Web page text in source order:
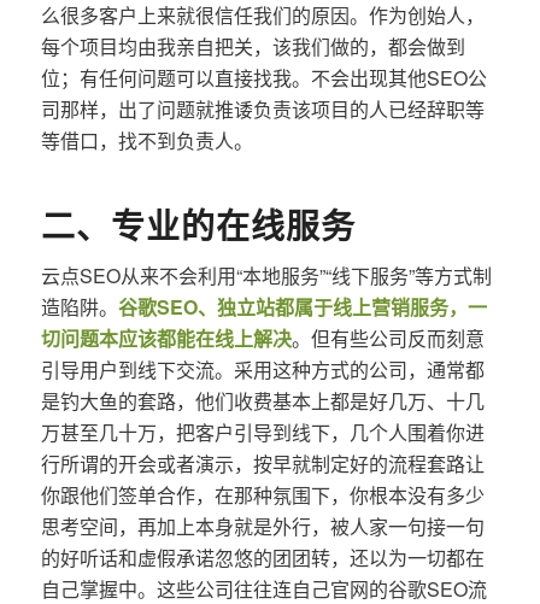
么很多客户上来就很信任我们的原因。作为创始人，
每个项目均由我亲自把关，该我们做的，都会做到
位；有任何问题可以直接找我。不会出现其他SEO公
司那样，出了问题就推诿负责该项目的人已经辞职等
等借口，找不到负责人。
二、专业的在线服务
云点SEO从来不会利用“本地服务”“线下服务”等方式制
造陷阱。 谷歌SEO、独立站都属于线上营销服务，一
切问题本应该都能在线上解决。但有些公司反而刻意
引导用户到线下交流。采用这种方式的公司，通常都
是钓大鱼的套路，他们收费基本上都是好几万、十几
万甚至几十万，把客户引导到线下，几个人围着你进
行所谓的开会或者演示，按早就制定好的流程套路让
你跟他们签单合作，在那种氛围下，你根本没有多少
思考空间，再加上本身就是外行，被人家一句接一句
的好听话和虚假承诺忽悠的团团转，还以为一切都在
自己掌握中。这些公司往往连自己官网的谷歌SEO流